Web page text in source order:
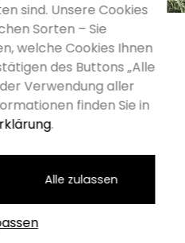
sind. Unsere Cookies
Sorten – Sie
welche Cookies Ihnen
des Buttons „Alle
Verwendung aller
finden Sie in
.
Alle zulassen
Seit Mai ist Jan-Luca
und unser erster
im Geschäftsfeld
Grafikerstellung und
für den Videoschnitt,